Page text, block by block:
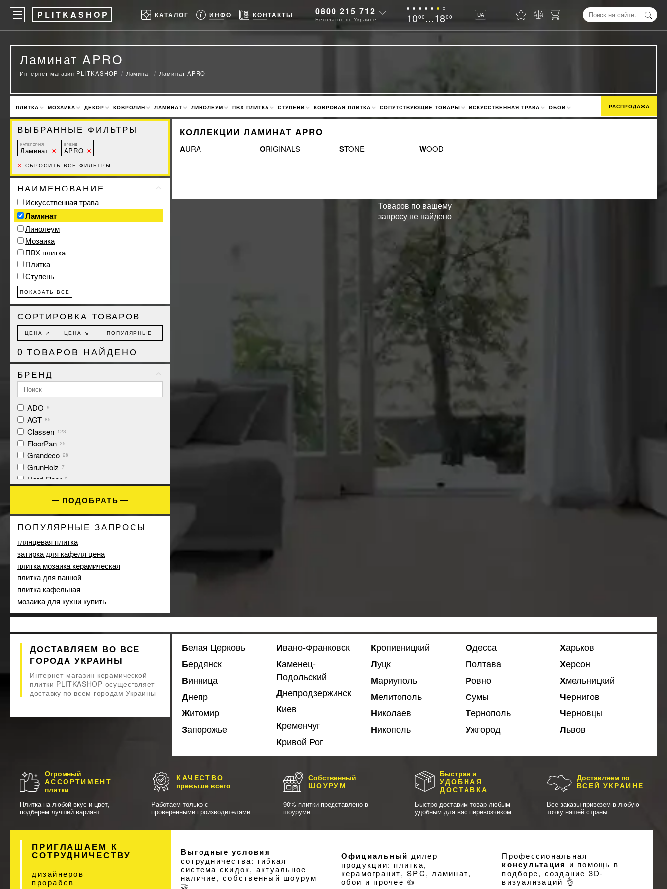
P LITKASHOP КАТАЛОГ ИНФО КОНТАКТЫ 0800 215 712
Бесплатно по Украине 1000 ...1800 UA
Ламинат APRO
Интернет магазин PLITKASHOP Ламинат Ламинат APRO
ПЛИТКА МОЗАИКА ДЕКОР КОВРОЛИН ЛАМИНАТ ЛИНОЛЕУМ ПВХ ПЛИТКА СТУПЕНИ КОВРОВАЯ ПЛИТКА СОПУТСТВУЮЩИЕ ТОВАРЫ ИСКУССТВЕННАЯ ТРАВА ОБОИ РАСПРОДАЖА
КОЛЛЕКЦИИ ЛАМИНАТ APRO
AURA ORIGINALS STONE WOOD
Товаров по вашему
запросу не найдено
ВЫБРАННЫЕ ФИЛЬТРЫ
КАТЕГОРИЯ
Ламинат
БРЕНД
APRO
× СБРОСИТЬ ВСЕ ФИЛЬТРЫ
НАИМЕНОВАНИЕ
Искусственная трава
Ламинат
Линолеум
Мозаика
ПВХ плитка
Плитка
Ступень
ПОКАЗАТЬ ВСЕ
СОРТИРОВКА ТОВАРОВ
ЦЕНА ↗ ЦЕНА ↘ ПОПУЛЯРНЫЕ
0 ТОВАРОВ НАЙДЕНО
БРЕНД
ADO 9
AGT 85
Classen 123
FloorPan 25
Grandeco 28
GrunHolz 7
Hard Floor 9
KASTAMONU27
Krono Original79
Kronopol 162
Kronotex
UrbanFloor 10
Verband
Vitality
ПОДОБРАТЬ
ПОПУЛЯРНЫЕ ЗАПРОСЫ
глянцевая плитка
затирка для кафеля цена
плитка мозаика керамическая
плитка для ванной
плитка кафельная
мозаика для кухни купить
ДОСТАВЛЯЕМ ВО ВСЕ
ГОРОДА УКРАИНЫ
Интернет-магазин керамической
плитки PLITKASHOP осуществляет
доставку по всем городам Украины
Белая Церковь
Бердянск
Винница
Днепр
Житомир
Запорожье
Ивано-Франковск
Каменец-
Подольский
Днепродзержинск
Киев
Кременчуг
Кривой Рог
Кропивницкий
Луцк
Мариуполь
Мелитополь
Николаев
Никополь
Одесса
Полтава
Ровно
Сумы
Тернополь
Ужгород
Харьков
Херсон
Хмельницкий
Чернигов
Черновцы
Львов
Огромный
АССОРТИМЕНТ
плитки
Плитка на любой вкус и цвет,
подберем лучший вариант
КАЧЕСТВО
превыше всего
Работаем только с
проверенными производителями
Собственный
ШОУРУМ
90% плитки представлено в
шоуруме
Быстрая и
УДОБНАЯ
ДОСТАВКА
Быстро доставим товар любым
удобным для вас перевозчиком
Доставляем по
ВСЕЙ УКРАИНЕ
Все заказы привезем в любую
точку нашей страны
ПРИГЛАШАЕМ К
СОТРУДНИЧЕСТВУ
дизайнеров
прорабов
Выгодные условия
сотрудничества: гибкая
система скидок, актуальное
наличие, собственный шоурум
🤝
Официальный дилер
продукции: плитка,
керамогранит, SPC, ламинат,
обои и прочее 👍
Профессиональная
консультация и помощь в
подборе, создание 3D-
визуализаций 👌